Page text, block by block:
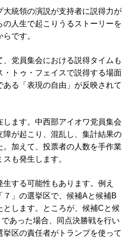
統領の演説が支持者に説得力が
の人生で起こりうるストーリーを
です。
党員集会における説得タイムも
・トゥ・フェイスで説得する場面
る「表現の自由」が反映されて
ます。中西部アイオワ党員集会
障が起こり、混乱し、集計結果の
加えて、投票者の人数を手作業
も発生します。
する可能性もあります。例え
７」の選挙区で、候補Aと候補B
とします。ところが、候補Cと候
あった場合、同点決勝戦を行い
挙区の責任者がトランプを使って